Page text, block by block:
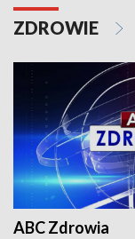
ZDROWIE
ABC Zdrowia